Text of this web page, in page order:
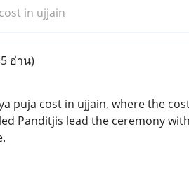
in ujjain
อ่าน)
puja cost in ujjain, where the
Panditjis lead the ceremony